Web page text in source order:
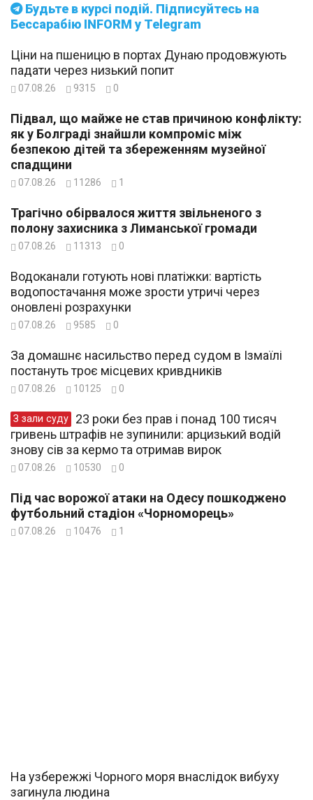
Будьте в курсі подій. Підписуйтесь на
Бессарабію INFORM у Telegram
Ціни на пшеницю в портах Дунаю продовжують
падати через низький попит
07.08.26 9315 0
Підвал, що майже не став причиною конфлікту:
як у Болграді знайшли компроміс між
безпекою дітей та збереженням музейної
спадщини
07.08.26 11286 1
Трагічно обірвалося життя звільненого з
полону захисника з Лиманської громади
07.08.26 11313 0
Водоканали готують нові платіжки: вартість
водопостачання може зрости утричі через
оновлені розрахунки
07.08.26 9585 0
За домашнє насильство перед судом в Ізмаїлі
постануть троє місцевих кривдників
07.08.26 10125 0
З зали суду
гривень штрафів не зупинили: арцизький водій
знову сів за кермо та отримав вирок
07.08.26 10530 0
Під час ворожої атаки на Одесу пошкоджено
футбольний стадіон «Чорноморець»
07.08.26 10476 1
На узбережжі Чорного моря внаслідок вибуху
загинула людина